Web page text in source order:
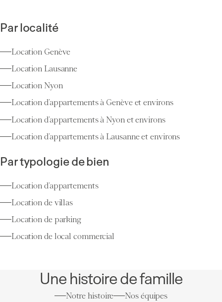
Par localité
Location Genève
Location Lausanne
Location Nyon
Location d’appartements à Genève et environs
Location d’appartements à Nyon et environs
Location d’appartements à Lausanne et environs
Par typologie de bien
Location d’appartements
Location de villas
Location de parking
Location de local commercial
Une histoire de famille
Notre histoire Nos équipes